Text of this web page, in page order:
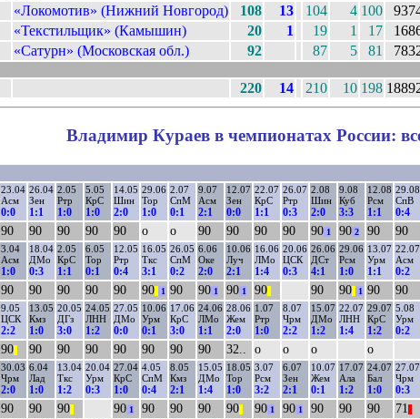
«Локомотив» (Нижний Новгород) 108 13 104 4 100
«Текстильщик» (Камышин)
20 1 19 1 17
«Сатурн» (Московская обл.)
92 87 5 81
220 14 210 10 198
Владимир Кураев в чемпионатах России:
23.04
Асм
0:0
26.04
Зен
1:1
2.05
Ртр
1:0
5.05
КрС
1:0
14.05
Шин
2:0
29.06
Тор
1:0
2.07
СпМ
0:1
9.07
Асм
2:1
12.07
Зен
0:0
22.07
КрС
1:1
26.07
Ртр
0:3
2.08
Шин
2:0
9.08
Куб
3:3
12.08
Рсм
1:1
29.08
СпВ
0:4
90 90 90 90 90 о о 90 90 90 90 90 1 90 2 90 90
3.04
Асм
1:0
18.04
ДМо
0:3
2.05
КрС
1:1
6.05
Тор
0:1
12.05
Ртр
0:4
16.05
Ткс
3:1
26.05
СпМ
0:2
6.06
Оке
2:0
10.06
Луч
2:1
16.06
ЛМо
1:4
20.06
ЦСК
0:3
26.06
ДСт
4:1
29.06
Рсм
1:0
13.07
Урм
1:1
22.07
Асм
0:2
90 90 90 90 90 90 1 90 90 1 90 1 90 90 90 1 90 90
9.05
ЦСК
2:2
13.05
Кмз
1:0
20.05
ДГз
3:0
24.05
ЛНН
1:2
27.05
ДМо
0:0
10.06
Урм
0:1
17.06
КрС
3:0
24.06
ЛМо
1:1
28.06
Жем
2:0
1.07
Ртр
1:0
8.07
Чрм
2:2
15.07
ДМо
1:2
22.07
ЛНН
1:4
29.07
КрС
1:2
5.08
Урм
0:2
90 90 90 90 90 90 90 90 32.. о о о о
30.03
Чрм
2:0
6.04
Лад
1:0
13.04
Ткс
1:2
20.04
Урм
0:3
27.04
КрС
1:0
4.05
СпМ
0:4
8.05
Кмз
2:1
15.05
ДМо
1:4
18.05
Тор
1:0
3.07
Рсм
3:2
6.07
Зен
2:1
10.07
Жем
0:1
17.07
Ала
1:2
24.07
Бал
1:0
27.07
Чрм
0:3
90 90 90 90 1 90 90 90 90 90 1 90 1 90 90 90 71